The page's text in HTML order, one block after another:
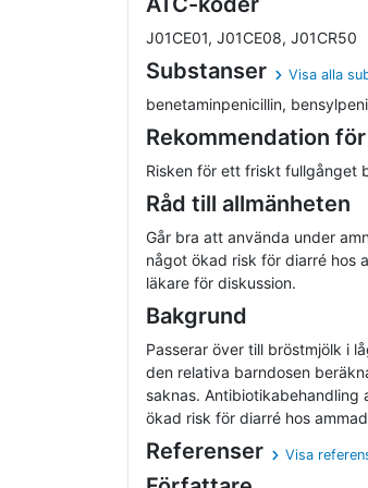
J01CE01, J01CE08, J01CR50
Substanser Visa alla
benetaminpenicillin,
Rekommendation
Risken för ett friskt fullgånget
Råd till allmänheten
Går bra att använda under
något ökad risk för diarré hos
läkare för diskussion.
Bakgrund
Passerar över till bröstmjölk i
den relativa barndosen
saknas.
ökad risk för diarré hos
Referenser Visa